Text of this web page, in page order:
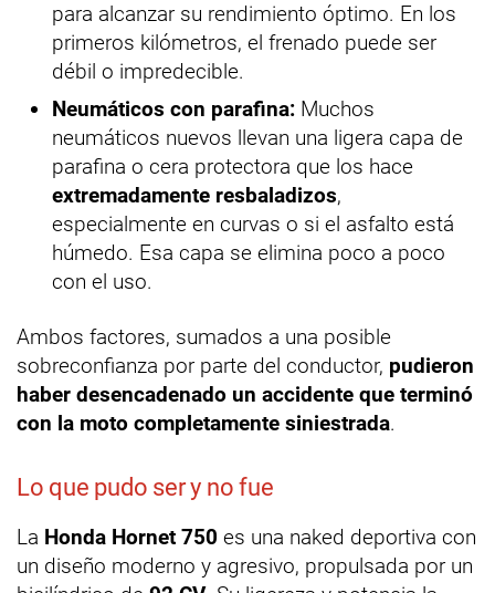
para alcanzar su rendimiento óptimo. En los
primeros kilómetros, el frenado puede ser
débil o impredecible.
Neumáticos con parafina: Muchos
neumáticos nuevos llevan una ligera capa de
parafina o cera protectora que los hace
extremadamente resbaladizos,
especialmente en curvas o si el asfalto está
húmedo. Esa capa se elimina poco a poco
con el uso.
Ambos factores, sumados a una posible
sobreconfianza por parte del conductor, pudieron
haber desencadenado un accidente que terminó
con la moto completamente siniestrada.
Lo que pudo ser y no fue
La Honda Hornet 750 es una naked deportiva con
un diseño moderno y agresivo, propulsada por un